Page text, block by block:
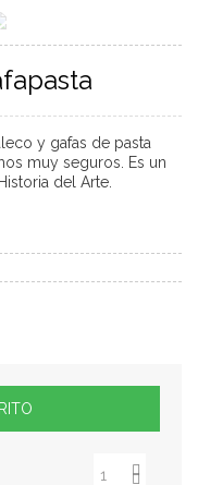
y gafas de pasta
muy seguros. Es un
del Arte.